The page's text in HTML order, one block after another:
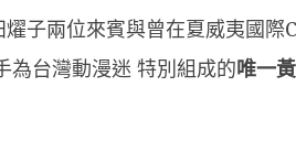
子兩位來賓與曾在夏威夷國際
為台灣動漫迷 特別組成的唯一